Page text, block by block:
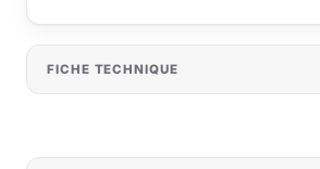
FICHE TECHNIQUE